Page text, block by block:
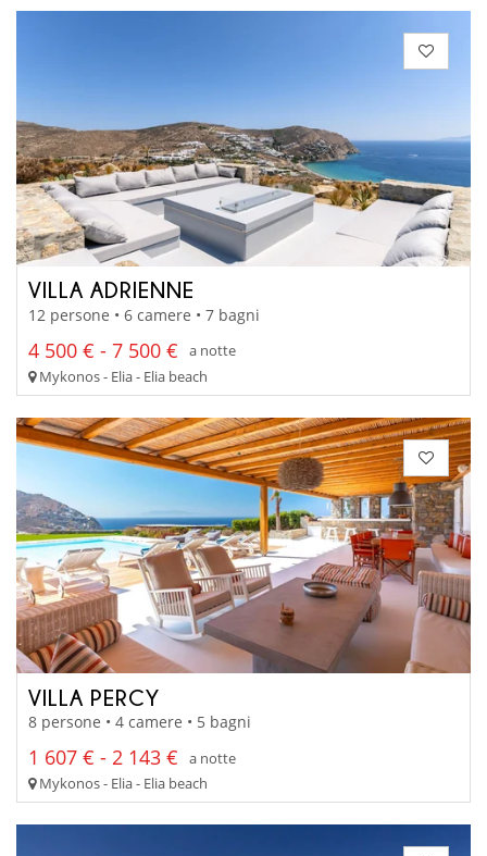
VILLA ADRIENNE
12 persone • 6 camere • 7 bagni
4 500 € - 7 500 €
a notte
Mykonos - Elia - Elia beach
VILLA PERCY
8 persone • 4 camere • 5 bagni
1 607 € - 2 143 €
a notte
Mykonos - Elia - Elia beach